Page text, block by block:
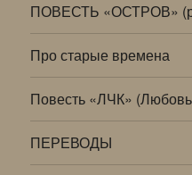
ПОВЕСТЬ «ОСТРОВ»
Про старые времена
Повесть «ЛЧК»
ПЕРЕВОДЫ